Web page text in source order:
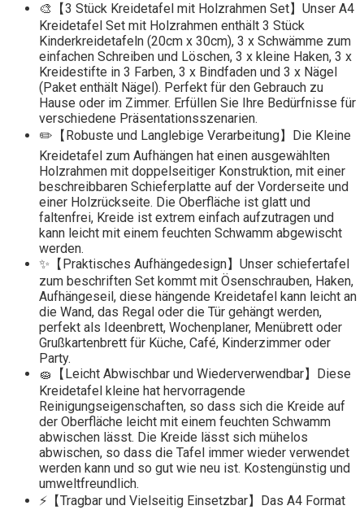
🎨【3 Stück Kreidetafel mit Holzrahmen Set】Unser A4
Kreidetafel Set mit Holzrahmen enthält 3 Stück
Kinderkreidetafeln (20cm x 30cm), 3 x Schwämme zum
einfachen Schreiben und Löschen, 3 x kleine Haken, 3 x
Kreidestifte in 3 Farben, 3 x Bindfaden und 3 x Nägel
(Paket enthält Nägel). Perfekt für den Gebrauch zu
Hause oder im Zimmer. Erfüllen Sie Ihre Bedürfnisse für
verschiedene Präsentationsszenarien.
✏️【Robuste und Langlebige Verarbeitung】Die Kleine
Kreidetafel zum Aufhängen hat einen ausgewählten
Holzrahmen mit doppelseitiger Konstruktion, mit einer
beschreibbaren Schieferplatte auf der Vorderseite und
einer Holzrückseite. Die Oberfläche ist glatt und
faltenfrei, Kreide ist extrem einfach aufzutragen und
kann leicht mit einem feuchten Schwamm abgewischt
werden.
✨【Praktisches Aufhängedesign】Unser schiefertafel
zum beschriften Set kommt mit Ösenschrauben, Haken,
Aufhängeseil, diese hängende Kreidetafel kann leicht an
die Wand, das Regal oder die Tür gehängt werden,
perfekt als Ideenbrett, Wochenplaner, Menübrett oder
Grußkartenbrett für Küche, Café, Kinderzimmer oder
Party.
🧽【Leicht Abwischbar und Wiederverwendbar】Diese
Kreidetafel kleine hat hervorragende
Reinigungseigenschaften, so dass sich die Kreide auf
der Oberfläche leicht mit einem feuchten Schwamm
abwischen lässt. Die Kreide lässt sich mühelos
abwischen, so dass die Tafel immer wieder verwendet
werden kann und so gut wie neu ist. Kostengünstig und
umweltfreundlich.
⚡【Tragbar und Vielseitig Einsetzbar】Das A4 Format